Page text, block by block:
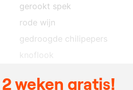
gerookt spek
rode wijn
gedroogde chilipepers
knoflook
karwijzaad
2 weken gratis!